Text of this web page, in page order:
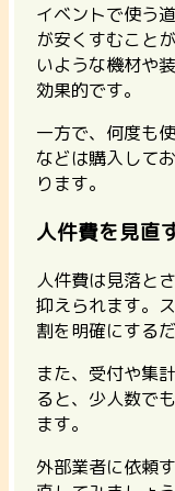
イベントで使う
が安くすむこと
いような機材や
効果的です。
一方で、何度も
などは購入して
ります。
人件費を見直
人件費は見落と
抑えられます。
割を明確にする
また、受付や集
ると、少人数で
ます。
外部業者に依頼